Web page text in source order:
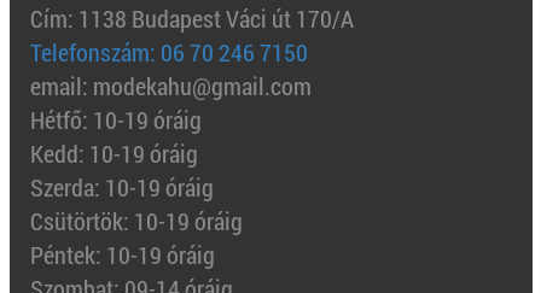
Cím: 1138 Budapest Váci út 170/A
Telefonszám: 06 70 246 7150
email: modekahu@gmail.com
Hétfő: 10-19 óráig
Kedd: 10-19 óráig
Szerda: 10-19 óráig
Csütörtök: 10-19 óráig
Péntek: 10-19 óráig